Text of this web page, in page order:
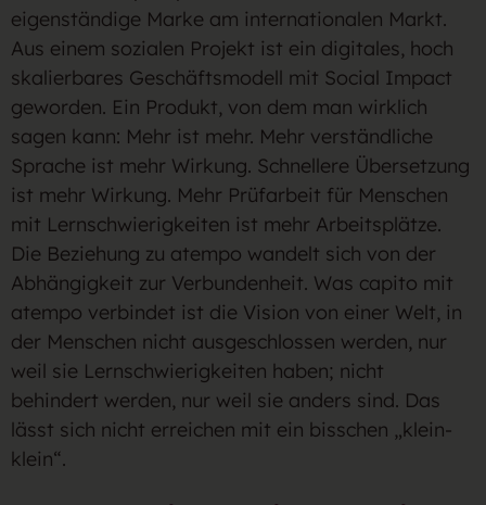
eigenständige Marke am internationalen Markt.
Aus einem sozialen Projekt ist ein digitales, hoch
skalierbares Geschäftsmodell mit Social Impact
geworden. Ein Produkt, von dem man wirklich
sagen kann: Mehr ist mehr. Mehr verständliche
Sprache ist mehr Wirkung. Schnellere Übersetzung
ist mehr Wirkung. Mehr Prüfarbeit für Menschen
mit Lernschwierigkeiten ist mehr Arbeitsplätze.
Die Beziehung zu atempo wandelt sich von der
Abhängigkeit zur Verbundenheit. Was capito mit
atempo verbindet ist die Vision von einer Welt, in
der Menschen nicht ausgeschlossen werden, nur
weil sie Lernschwierigkeiten haben; nicht
behindert werden, nur weil sie anders sind. Das
lässt sich nicht erreichen mit ein bisschen „klein-
klein“.